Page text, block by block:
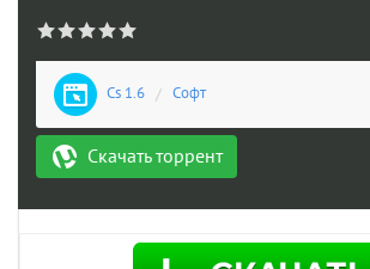
Cs 1.6 / Софт
Скачать торрент